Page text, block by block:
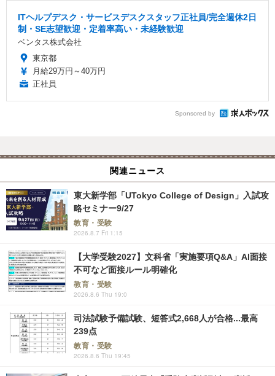
ITヘルプデスク・サービスデスクスタッフ正社員/完全週休2日
制・SE志望歓迎・定着率高い・未経験歓迎
ベンタス株式会社
東京都
月給29万円～40万円
正社員
Sponsored by
関連ニュース
東大新学部「UTokyo College of Design」入試攻
略セミナー9/27
教育・受験
2026.8.7 Fri 1:15
【大学受験2027】文科省「実施要項Q&A」AI面接
不可など面接ルール明確化
教育・受験
2026.8.6 Thu 19:0
司法試験予備試験、短答式2,668人が合格...最高
239点
教育・受験
2026.8.6 Thu 19:45